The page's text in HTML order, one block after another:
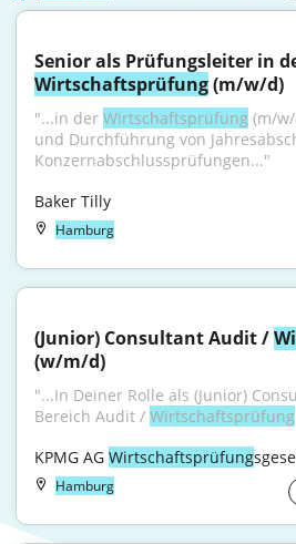
Wirtschaftsprüfung (m/w/d)
"...in der Wirtschaftsprüfung (m/
und Durchführung von
Konzernabschlussprüfungen..."
Baker Tilly
Hamburg
(Junior) Consultant Audit /
(w/m/d)
"...In Deiner Rolle als (Junior)
Bereich Audit / Wirtschaftsprüfung
KPMG AG Wirtschaftsprüfung
Hamburg